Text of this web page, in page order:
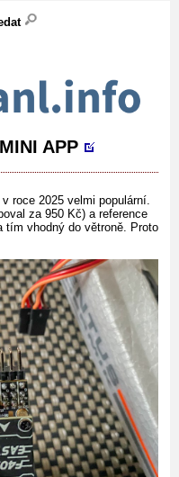
APP
v roce 2025 velmi populární.
za 950 Kč) a reference
tím vhodný do větroně. Proto